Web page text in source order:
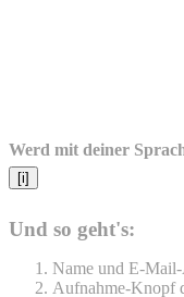
Werd mit deiner
[i]
Und so geht's:
Name und E-Mail-
Aufnahme-Knopf